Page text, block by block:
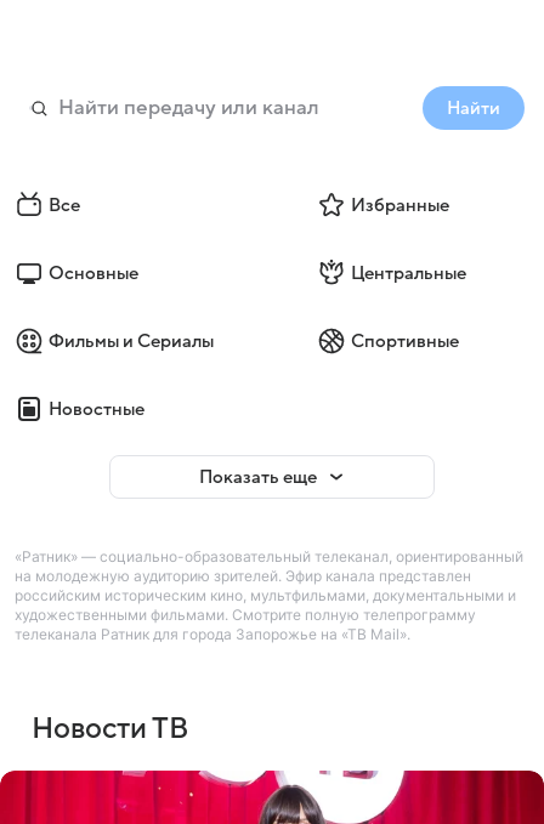
Найти
Все Избранные
Основные Центральные
Фильмы и Сериалы Спортивные
Новостные
Показать еще
«Ратник» — социально-образовательный телеканал, ориентированный
на молодежную аудиторию зрителей. Эфир канала представлен
российским историческим кино, мультфильмами, документальными и
художественными фильмами. Смотрите полную телепрограмму
телеканала Ратник для города Запорожье на «ТВ Mail».
Новости ТВ